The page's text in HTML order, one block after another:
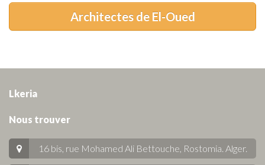
Architectes de El-Oued
Lkeria
Nous trouver
16 bis, rue Mohamed Ali Bettouche, Rostomia. Alger.